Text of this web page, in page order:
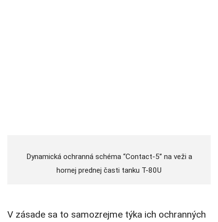
Dynamická ochranná schéma “Contact-5” na veži a
hornej prednej časti tanku T-80U
V zásade sa to samozrejme týka ich ochranných